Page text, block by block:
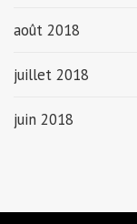
août 2018
juillet 2018
juin 2018